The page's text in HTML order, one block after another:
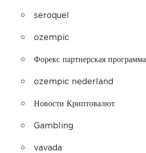
seroquel
ozempic
Форекс партнерская программа
ozempic nederland
Новости Криптовалют
Gambling
vavada